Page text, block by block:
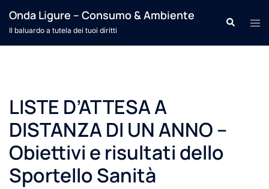
Onda Ligure – Consumo & Ambiente
Il baluardo a tutela dei tuoi diritti
Cerca
LISTE D’ATTESA A
DISTANZA DI UN ANNO –
Obiettivi e risultati dello
Sportello Sanità